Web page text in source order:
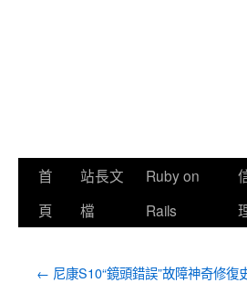
首
頁
站長文
檔
Ruby on
Rails
← 尼康S10“鏡頭錯誤”故障神奇修復